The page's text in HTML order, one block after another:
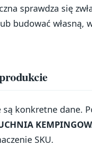
sprawdza się
budować własną,
konkretne dane.
SKU.